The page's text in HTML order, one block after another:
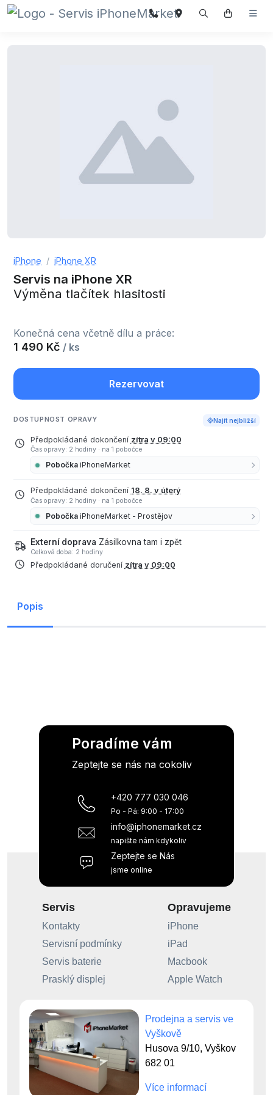
iPhone iPhone XR
Servis na iPhone XR
Výměna tlačítek hlasitosti
Konečná cena včetně dílu a práce:
1 490 Kč / ks
Rezervovat
DOSTUPNOST OPRAVY Najít nejbližší
Předpokládané dokončení zítra v 09:00
Čas opravy: 2 hodiny · na 1 pobočce
Pobočka iPhoneMarket
Předpokládané dokončení 18. 8. v úterý
Čas opravy: 2 hodiny · na 1 pobočce
Pobočka iPhoneMarket - Prostějov
Externí doprava Zásilkovna tam i zpět
Celková doba: 2 hodiny
Předpokládané doručení zítra v 09:00
Popis
Poradíme vám
Zeptejte se nás na cokoliv
+420 777 030 046
Po - Pá: 9:00 - 17:00
info@iphonemarket.cz
napište nám kdykoliv
Zeptejte se Nás
jsme online
Servis
Kontakty
Servisní podmínky
Servis baterie
Prasklý displej
Opravujeme
iPhone
iPad
Macbook
Apple Watch
Prodejna a servis ve
Vyškově
Husova 9/10, Vyškov
682 01
Více informací